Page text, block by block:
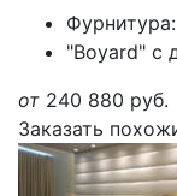
Фурнитура:
"Boyard" с
от 240 880 руб.
Заказать